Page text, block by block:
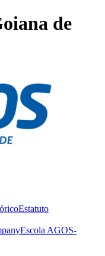
de
Estatuto
Escola AGOS-